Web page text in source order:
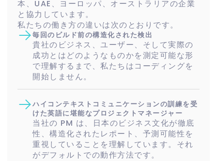
本、UAE、ヨーロッパ、オーストラリアの企業
と協力しています。
私たちの働き方の違いは次のとおりです。
毎回のビルド前の構造化された検出
貴社のビジネス、ユーザー、そして実際の
成功とはどのようなものかを測定可能な形
で理解するまで、私たちはコーディングを
開始しません。
ハイコンテキストコミュニケーションの訓練を受
けた英語に堪能なプロジェクトマネージャー
当社の PM は、日本のビジネス文化が徹底
性、構造化されたレポート、予測可能性を
重視していることを理解しています。それ
がデフォルトでの動作方法です。